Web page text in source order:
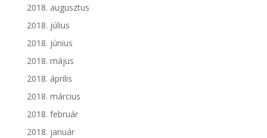
2018. augusztus
2018. július
2018. június
2018. május
2018. április
2018. március
2018. február
2018. január